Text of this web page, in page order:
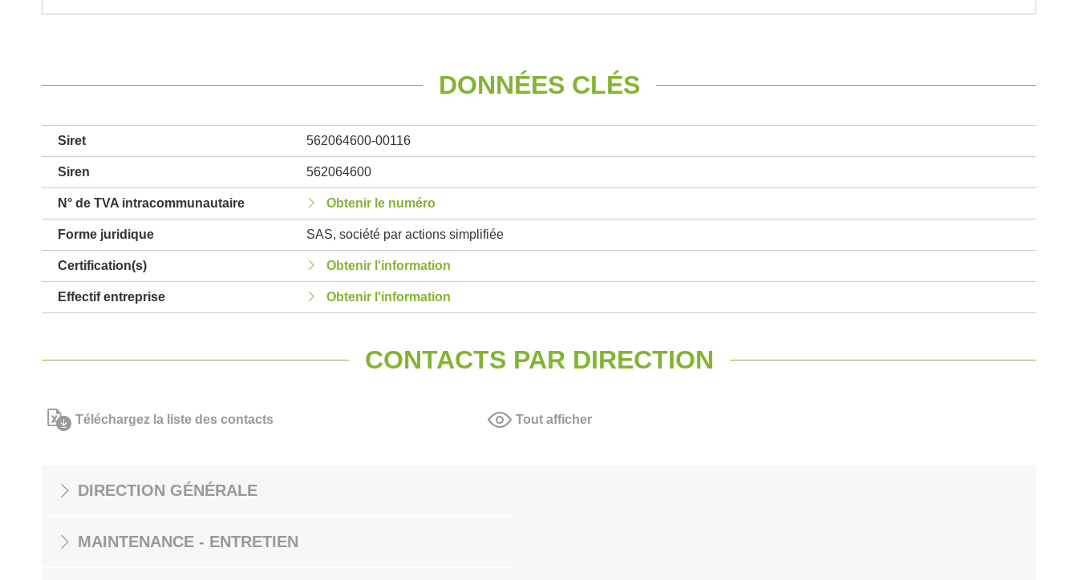
DONNÉES CLÉS
Siret 562064600-00116
Siren 562064600
N° de TVA intracommunautaire Obtenir le numéro
Forme juridique SAS, société par actions simplifiée
Certification(s) Obtenir l'information
Effectif entreprise Obtenir l'information
CONTACTS PAR DIRECTION
Téléchargez la liste des contacts Tout afficher
DIRECTION GÉNÉRALE
MAINTENANCE - ENTRETIEN